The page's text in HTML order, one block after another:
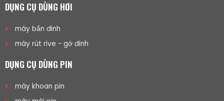
DỤNG CỤ DÙNG HƠI
máy bắn đinh
máy rút rive - gở đinh
DỤNG CỤ DÙNG PIN
máy khoan pin